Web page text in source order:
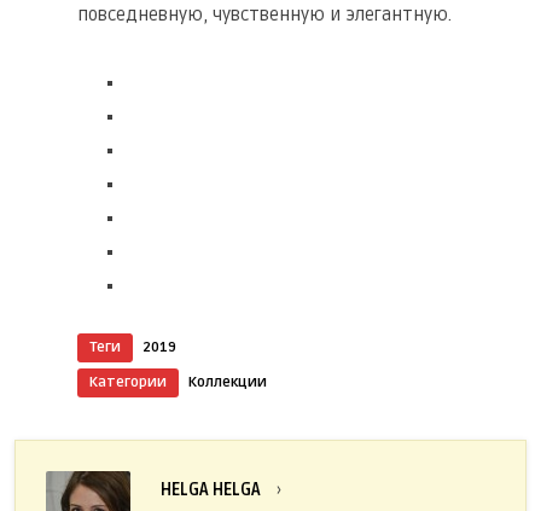
повседневную, чувственную и элегантную.
Теги
2019
Категории
Коллекции
HELGA HELGA
›